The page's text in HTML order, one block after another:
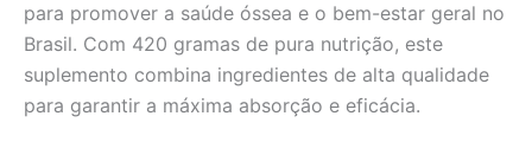
para promover a saúde óssea e o bem-estar geral no
Brasil. Com 420 gramas de pura nutrição, este
suplemento combina ingredientes de alta qualidade
para garantir a máxima absorção e eficácia.